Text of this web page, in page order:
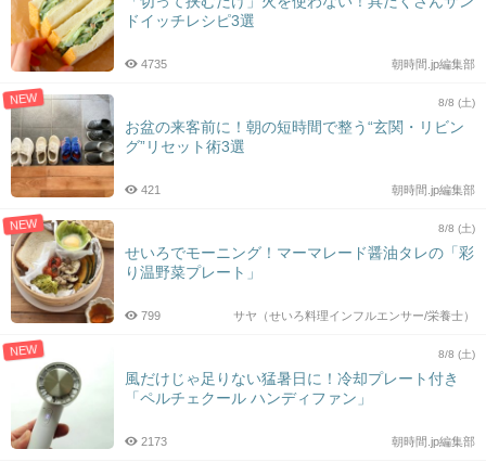
ドイッチレシピ3選
朝時間.jp編集部
4735
NEW 8/8 (土)
お盆の来客前に！朝の短時間で整う“玄関・リビン
グ”リセット術3選
朝時間.jp編集部
421
NEW 8/8 (土)
せいろでモーニング！マーマレード醤油タレの「彩
り温野菜プレート」
サヤ（せいろ料理インフルエンサー/栄養士）
799
NEW 8/8 (土)
風だけじゃ足りない猛暑日に！冷却プレート付き
「ペルチェクール ハンディファン」
朝時間.jp編集部
2173